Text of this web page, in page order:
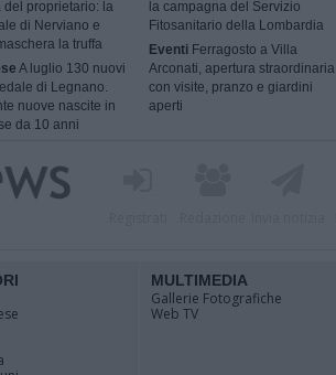
del proprietario: la
di Nerviano e
la truffa
A luglio 130 nuovi
di Legnano.
nuove nascite in
da 10 anni
la campagna del Servizio
Fitosanitario della Lombardia
Eventi Ferragosto a Villa
Arconati, apertura straordinaria
con visite, pranzo e giardini
aperti
MULTIMEDIA
Gallerie Fotografiche
Web TV